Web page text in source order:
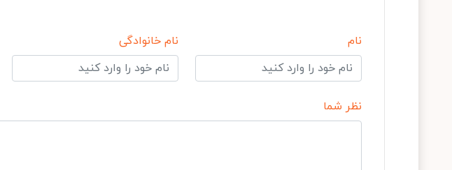
نام نام خانوادگی
نظر شما